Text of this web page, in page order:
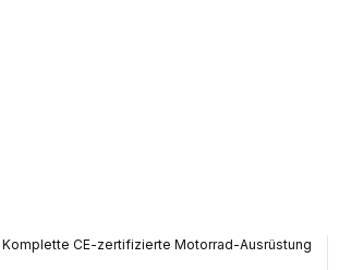
Komplette CE-zertifizierte Motorrad-Ausrüstung